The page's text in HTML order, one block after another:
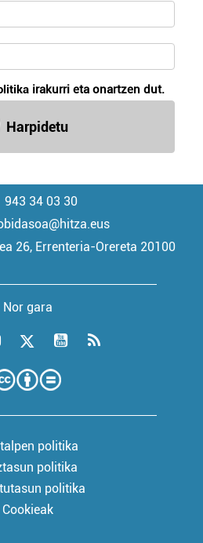
irakurri eta onartzen dut.
Harpidetu
943 34 03 30
26, Errenteria-Orereta 20100
Nor gara
politika
politika
politika
Cookieak